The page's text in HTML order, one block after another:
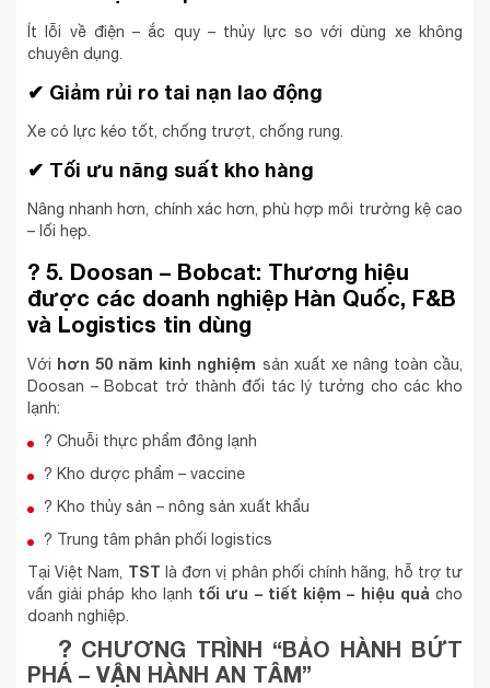
Ít lỗi về điện – ắc quy – thủy lực so với dùng xe không
chuyên dụng.
✔ Giảm rủi ro tai nạn lao động
Xe có lực kéo tốt, chống trượt, chống rung.
✔ Tối ưu năng suất kho hàng
Nâng nhanh hơn, chính xác hơn, phù hợp môi trường kệ cao
– lối hẹp.
? 5. Doosan – Bobcat: Thương hiệu
được các doanh nghiệp Hàn Quốc, F&B
và Logistics tin dùng
Với hơn 50 năm kinh nghiệm sản xuất xe nâng toàn cầu,
Doosan – Bobcat trở thành đối tác lý tưởng cho các kho
lạnh:
? Chuỗi thực phẩm đông lạnh
? Kho dược phẩm – vaccine
? Kho thủy sản – nông sản xuất khẩu
? Trung tâm phân phối logistics
Tại Việt Nam, TST là đơn vị phân phối chính hãng, hỗ trợ tư
vấn giải pháp kho lạnh tối ưu – tiết kiệm – hiệu quả cho
doanh nghiệp.
? CHƯƠNG TRÌNH “BẢO HÀNH BỨT
PHÁ – VẬN HÀNH AN TÂM”